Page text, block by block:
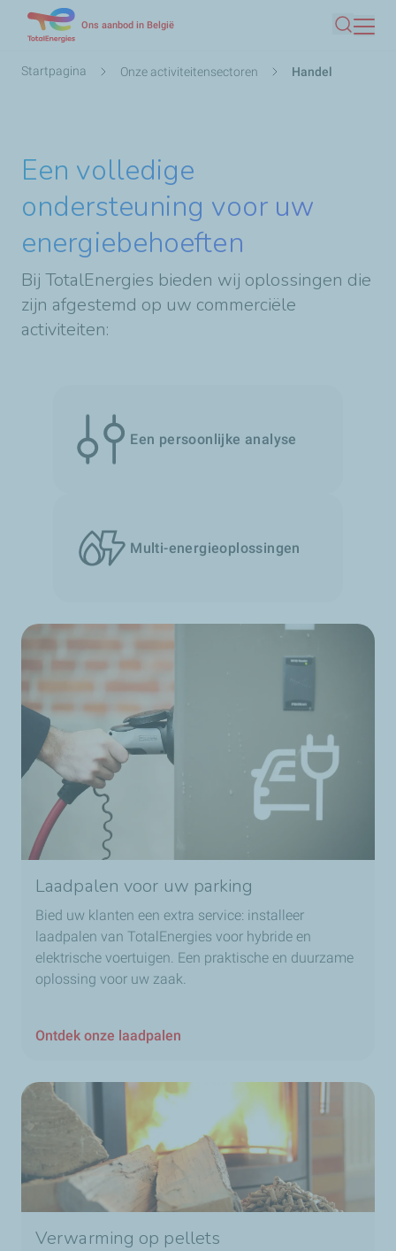
naar
Ons aanbod in België
Zoeken
Kruimelpad
Startpagina Onze activiteitensectoren Handel
Een volledige
ondersteuning voor uw
energiebehoeften
Bij TotalEnergies bieden wij oplossingen die
zijn afgestemd op uw commerciële
activiteiten:
Een persoonlijke analyse
Multi-energieoplossingen
Laadpalen voor uw parking
Bied uw klanten een extra service: installeer
laadpalen van TotalEnergies voor hybride en
elektrische voertuigen. Een praktische en duurzame
oplossing voor uw zaak.
Ontdek onze laadpalen
Verwarming op pellets